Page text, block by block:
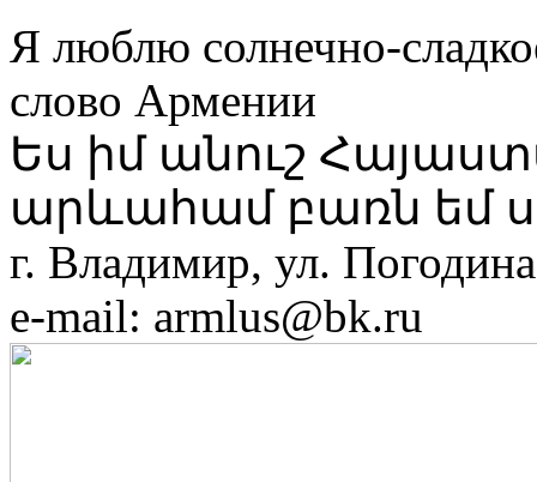
Я люблю солнечно-
слово Армении
Ես իմ անուշ
արևահամ բառն եմ
г. Владимир, ул.
e-mail: armlus@bk.ru